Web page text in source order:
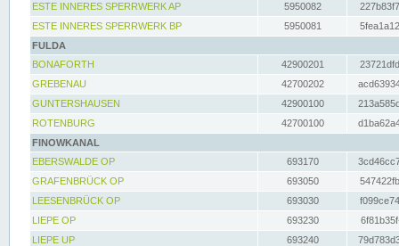
ESTE INNERES SPERRWERK AP
5950082
ESTE INNERES SPERRWERK BP
5950081
FULDA
BONAFORTH
42900201
GREBENAU
42700202
GUNTERSHAUSEN
42900100
ROTENBURG
42700100
FINOWKANAL
EBERSWALDE OP
693170
GRAFENBRÜCK OP
693050
LEESENBRÜCK OP
693030
LIEPE OP
693230
LIEPE UP
693240